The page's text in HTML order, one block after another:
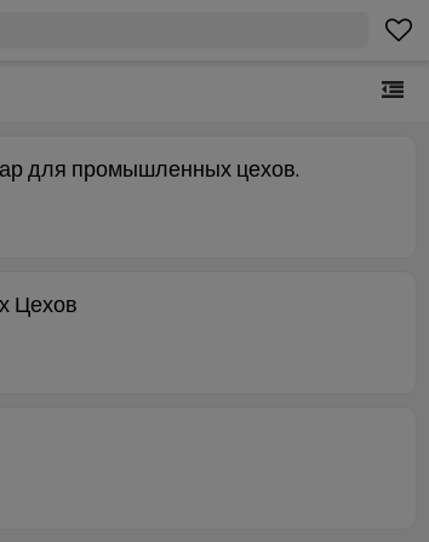
для промышленных цехов.
Цехов